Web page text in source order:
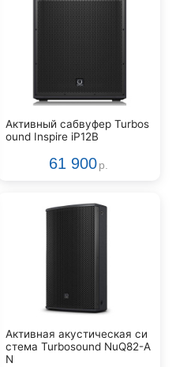
Активный сабвуфер Turbos
ound Inspire iP12B
61 900 р.
Активная акустическая си
стема Turbosound NuQ82-A
N